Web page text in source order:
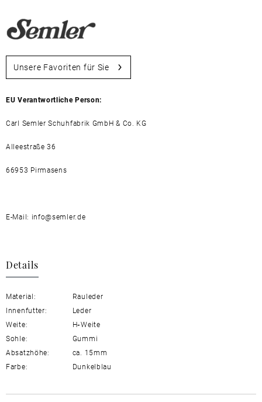
Unsere Favoriten für Sie
EU Verantwortliche Person:
Carl Semler Schuhfabrik GmbH & Co. KG
Alleestraße 36
66953 Pirmasens
E-Mail: info@semler.de
Details
Material:
Rauleder
Innenfutter:
Leder
Weite:
H-Weite
Sohle:
Gummi
Absatzhöhe:
ca. 15mm
Farbe:
Dunkelblau